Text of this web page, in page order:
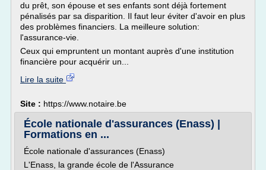
du prêt, son épouse et ses enfants sont déjà fortement
pénalisés par sa disparition. Il faut leur éviter d'avoir en plus
des problèmes financiers. La meilleure solution:
l'assurance-vie.
Ceux qui empruntent un montant auprès d'une institution
financière pour acquérir un...
Lire la suite
Site : https://www.notaire.be
École nationale d'assurances (Enass) |
Formations en ...
École nationale d'assurances (Enass)
L'Enass, la grande école de l'Assurance